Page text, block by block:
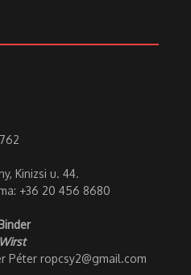
Kinizsi u. 44.
+36 20 456 8680
Péter ropcsy2@gmail.com